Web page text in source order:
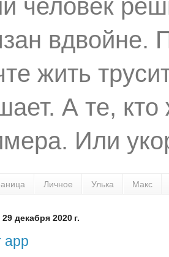
человек
вдвойне.
жить
А те,
Или
Личное Улька Макс
декабря 2020 г.
app